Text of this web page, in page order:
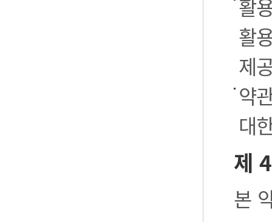
활
활
제
약
대
제
본